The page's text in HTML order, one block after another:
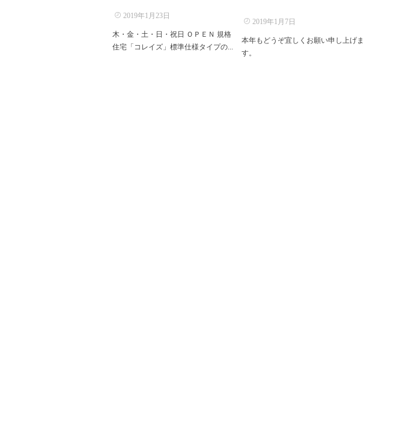
2019年1月23日
木・金・土・日・祝日 ＯＰＥＮ 規格
住宅「コレイズ」標準仕様タイプの...
2019年1月7日
本年もどうぞ宜しくお願い申し上げま
す。